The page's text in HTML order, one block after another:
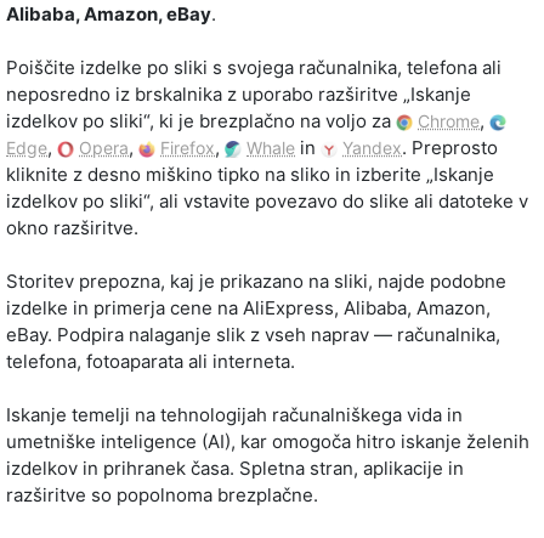
Alibaba, Amazon, eBay.
Poiščite izdelke po sliki s svojega računalnika, telefona ali
neposredno iz brskalnika z uporabo razširitve „Iskanje
izdelkov po sliki“, ki je brezplačno na voljo za
Chrome,
Edge, Opera, Firefox, Whale in Yandex. Preprosto
kliknite z desno miškino tipko na sliko in izberite „Iskanje
izdelkov po sliki“, ali vstavite povezavo do slike ali datoteke v
okno razširitve.
Storitev prepozna, kaj je prikazano na sliki, najde podobne
izdelke in primerja cene na AliExpress, Alibaba, Amazon,
eBay. Podpira nalaganje slik z vseh naprav — računalnika,
telefona, fotoaparata ali interneta.
Iskanje temelji na tehnologijah računalniškega vida in
umetniške inteligence (AI), kar omogoča hitro iskanje želenih
izdelkov in prihranek časa. Spletna stran, aplikacije in
razširitve so popolnoma brezplačne.